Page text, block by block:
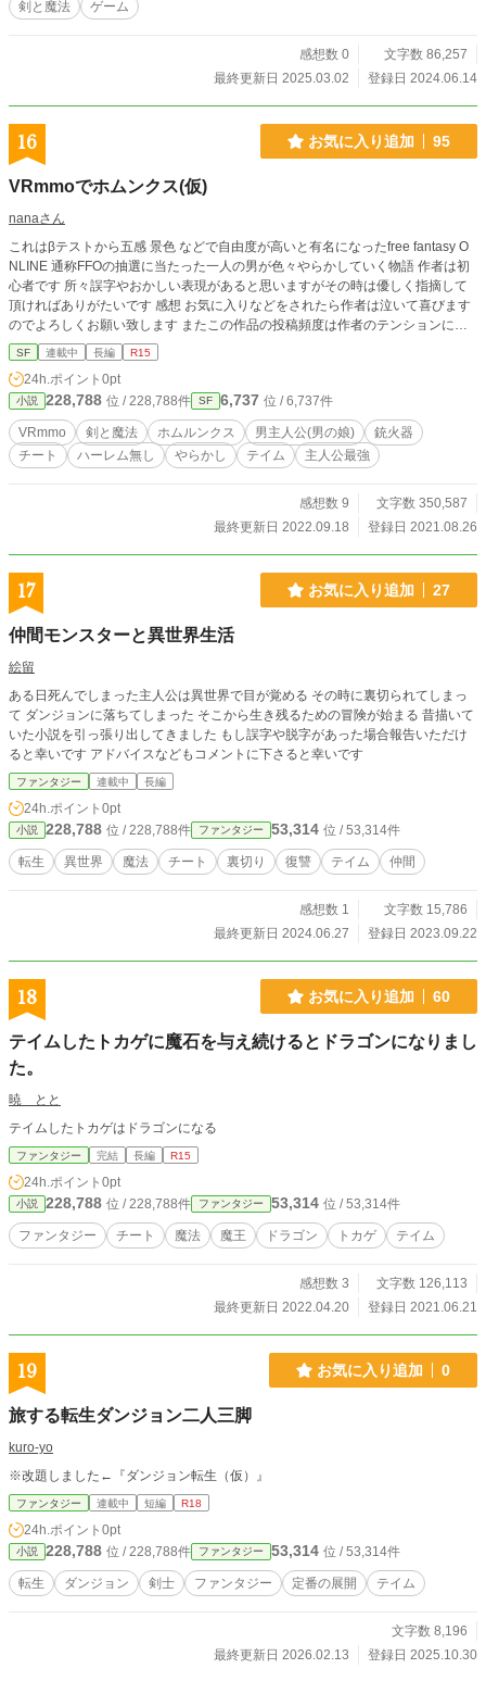
剣と魔法 ゲーム
感想数 0
文字数 86,257
最終更新日 2025.03.02
登録日 2024.06.14
16 お気に入り追加 95
VRmmoでホムンクス(仮)
nanaさん
これはβテストから五感 景色 などで自由度が高いと有名になったfree fantasy O
NLINE 通称FFOの抽選に当たった一人の男が色々やらかしていく物語 作者は初
心者です 所々誤字やおかしい表現があると思いますがその時は優しく指摘して
頂ければありがたいです 感想 お気に入りなどをされたら作者は泣いて喜びます
のでよろしくお願い致します またこの作品の投稿頻度は作者のテンションによ
って変わるのでよろしくお願い致します (深夜テンションで書き始めたって言え
ない...) 尚現在夏休みが終わりましので新しい話や修正作業を出来る時間が少な
くなっており 修正作業に関しては誤字を直すとかしか出来ない状況です... 本当
にと申し訳ない
SF 連載中 長編 R15
24h.ポイント 0pt
小説 228,788 位 / 228,788件 SF 6,737 位 / 6,737件
VRmmo 剣と魔法 ホムルンクス 男主人公(男の娘)
銃火器
チート
ハーレム無し やらかし テイム 主人公最強
感想数 9
文字数 350,587
最終更新日 2022.09.18
登録日 2021.08.26
17 お気に入り追加 27
仲間モンスターと異世界生活
絵留
ある日死んでしまった主人公は異世界で目が覚める その時に裏切られてしまっ
て ダンジョンに落ちてしまった そこから生き残るための冒険が始まる 昔描いて
いた小説を引っ張り出してきました もし誤字や脱字があった場合報告いただけ
ると幸いです アドバイスなどもコメントに下さると幸いです
ファンタジー 連載中 長編
24h.ポイント 0pt
小説 228,788 位 / 228,788件 ファンタジー 53,314 位 / 53,314件
転生 異世界 魔法 チート 裏切り 復讐 テイム 仲間
感想数 1
文字数 15,786
最終更新日 2024.06.27
登録日 2023.09.22
18 お気に入り追加 60
テイムしたトカゲに魔石を与え続けるとドラゴンになりまし
た。
暁 とと
テイムしたトカゲはドラゴンになる
ファンタジー 完結 長編 R15
24h.ポイント 0pt
小説 228,788 位 / 228,788件 ファンタジー 53,314 位 / 53,314件
ファンタジー チート 魔法 魔王 ドラゴン トカゲ テイム
感想数 3
文字数 126,113
最終更新日 2022.04.20
登録日 2021.06.21
19 お気に入り追加 0
旅する転生ダンジョン二人三脚
kuro-yo
※改題しました←『ダンジョン転生（仮）』
ファンタジー 連載中 短編 R18
24h.ポイント 0pt
小説 228,788 位 / 228,788件 ファンタジー 53,314 位 / 53,314件
転生 ダンジョン 剣士 ファンタジー 定番の展開 テイム
文字数 8,196
最終更新日 2026.02.13
登録日 2025.10.30